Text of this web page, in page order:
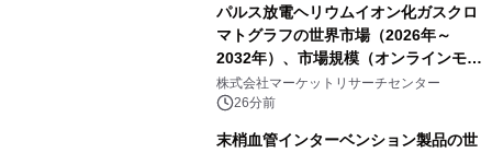
パルス放電ヘリウムイオン化ガスクロ
マトグラフの世界市場（2026年～
2032年）、市場規模（オンラインモニ
タリング型、ラボラトリー型）・分析
レポートを発表
株式会社マーケットリサーチセンター
26分前
末梢血管インターベンション製品の世